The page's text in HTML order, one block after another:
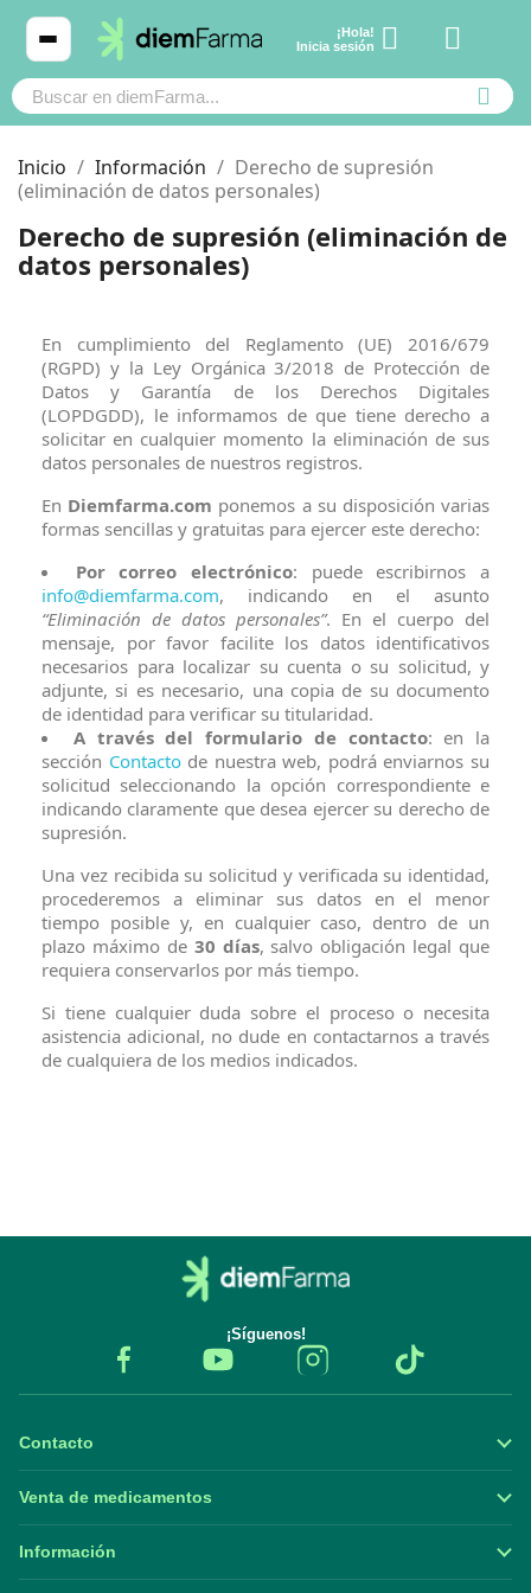
Cosmética
Cabello
Productos naturales y dietética
Mascotas
Protección solar
Higiene
Óptica
Ortopedia
Salud
¡Hola!
Inicia sesión
Ver carrito
Cosmética
Cabello
Productos naturales y dietética
Mascotas
Protección solar
Higiene
Óptica
Ortopedia
Salud
Inicio Información
Derecho de supresión
(eliminación de datos personales)
Derecho de supresión (eliminación de
datos personales)
En cumplimiento del Reglamento (UE) 2016/679
(RGPD) y la Ley Orgánica 3/2018 de Protección de
Datos y Garantía de los Derechos Digitales
(LOPDGDD), le informamos de que tiene derecho a
solicitar en cualquier momento la eliminación de sus
datos personales de nuestros registros.
En Diemfarma.com ponemos a su disposición varias
formas sencillas y gratuitas para ejercer este derecho:
Por correo electrónico: puede escribirnos a
info@diemfarma.com, indicando en el asunto
“Eliminación de datos personales”. En el cuerpo del
mensaje, por favor facilite los datos identificativos
necesarios para localizar su cuenta o su solicitud, y
adjunte, si es necesario, una copia de su documento
de identidad para verificar su titularidad.
A través del formulario de contacto: en la
sección Contactode nuestra web, podrá enviarnos su
solicitud seleccionando la opción correspondiente e
indicando claramente que desea ejercer su derecho de
supresión.
Una vez recibida su solicitud y verificada su identidad,
procederemos a eliminar sus datos en el menor
tiempo posible y, en cualquier caso, dentro de un
plazo máximo de 30 días, salvo obligación legal que
requiera conservarlos por más tiempo.
Si tiene cualquier duda sobre el proceso o necesita
asistencia adicional, no dude en contactarnos a través
de cualquiera de los medios indicados.
¡Síguenos!
Contacto
Venta de medicamentos
Información